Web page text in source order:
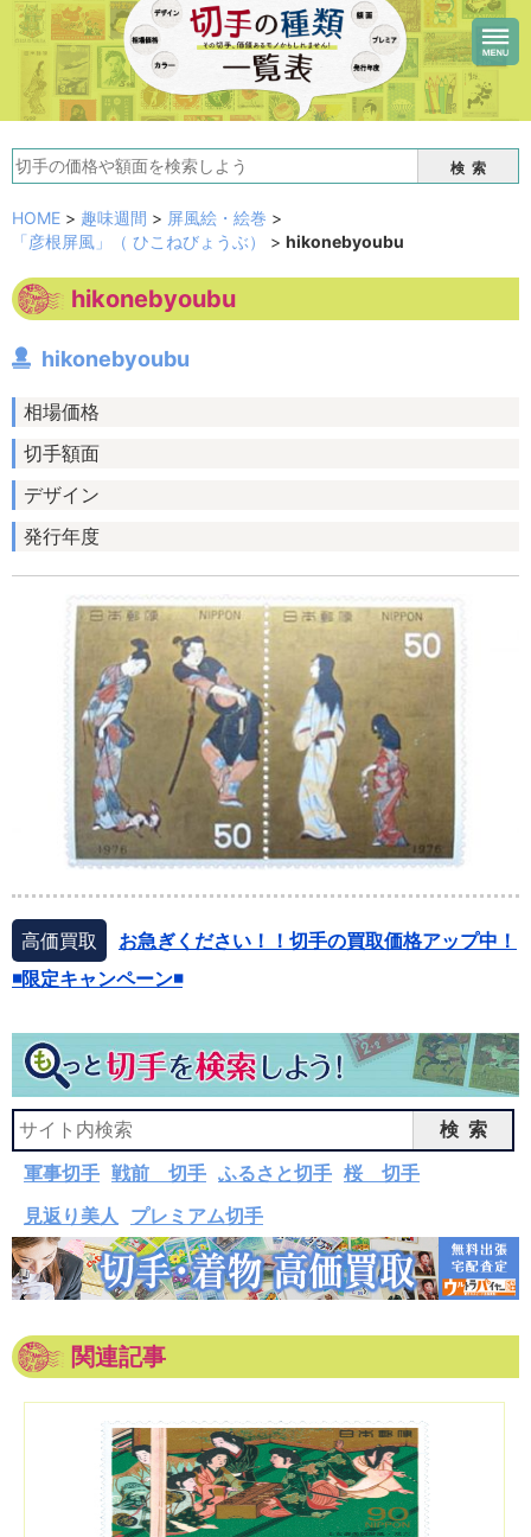
検索
HOME > 趣味週間 > 屏風絵・絵巻 >
「彦根屏風」（ ひこねびょうぶ）
> hikonebyoubu
hikonebyoubu
hikonebyoubu
相場価格
切手額面
デザイン
発行年度
高価買取
お急ぎください！！切手の買取価格アップ中！
◾️限定キャンペーン◾️
検索
軍事切手 戦前 切手 ふるさと切手 桜 切手
見返り美人 プレミアム切手
関連記事